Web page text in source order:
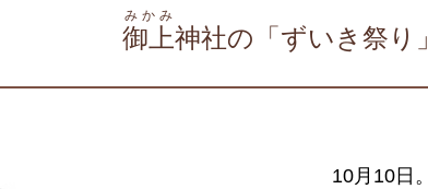
御上
みかみ
神社の「ずいき祭り」
10月10日